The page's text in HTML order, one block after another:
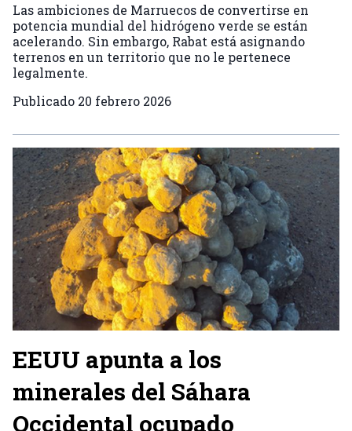
Las ambiciones de Marruecos de convertirse en
potencia mundial del hidrógeno verde se están
acelerando. Sin embargo, Rabat está asignando
terrenos en un territorio que no le pertenece
legalmente.
Publicado 20 febrero 2026
EEUU apunta a los
minerales del Sáhara
Occidental ocupado